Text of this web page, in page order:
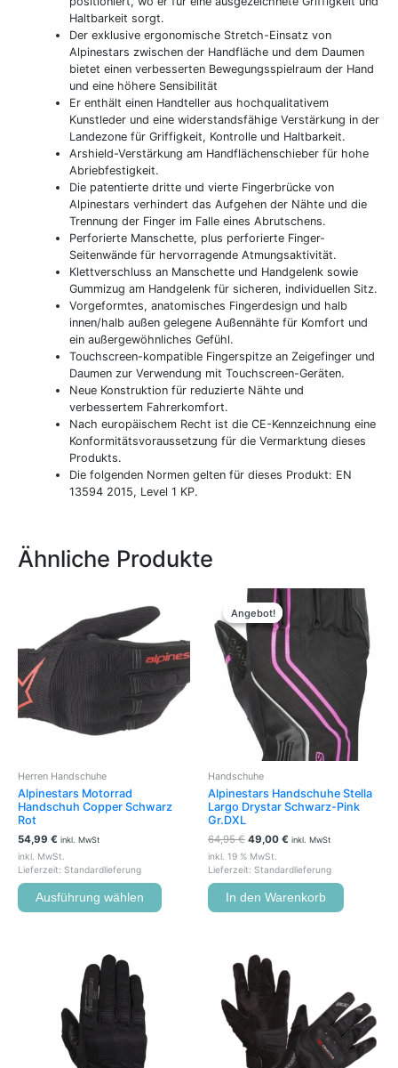
Haltbarkeit sorgt.
Der exklusive ergonomische Stretch-Einsatz von
Alpinestars zwischen der Handfläche und dem Daumen
bietet einen verbesserten Bewegungsspielraum der Hand
und eine höhere Sensibilität
Er enthält einen Handteller aus hochqualitativem
Kunstleder und eine widerstandsfähige Verstärkung in der
Landezone für Griffigkeit, Kontrolle und Haltbarkeit.
Arshield-Verstärkung am Handflächenschieber für hohe
Abriebfestigkeit.
Die patentierte dritte und vierte Fingerbrücke von
Alpinestars verhindert das Aufgehen der Nähte und die
Trennung der Finger im Falle eines Abrutschens.
Perforierte Manschette, plus perforierte Finger-
Seitenwände für hervorragende Atmungsaktivität.
Klettverschluss an Manschette und Handgelenk sowie
Gummizug am Handgelenk für sicheren, individuellen Sitz.
Vorgeformtes, anatomisches Fingerdesign und halb
innen/halb außen gelegene Außennähte für Komfort und
ein außergewöhnliches Gefühl.
Touchscreen-kompatible Fingerspitze an Zeigefinger und
Daumen zur Verwendung mit Touchscreen-Geräten.
Neue Konstruktion für reduzierte Nähte und
verbessertem Fahrerkomfort.
Nach europäischem Recht ist die CE-Kennzeichnung eine
Konformitätsvoraussetzung für die Vermarktung dieses
Produkts.
Die folgenden Normen gelten für dieses Produkt: EN
13594 2015, Level 1 KP.
Ähnliche Produkte
Herren Handschuhe
Alpinestars Motorrad
Handschuh Copper Schwarz
Rot
54,99 € inkl. MwSt
inkl. MwSt.
Lieferzeit: Standardlieferung
Ausführung wählen
mehrere
Varianten
auf.
Die
Optionen
Produktseite
werden
Angebot!
Angebot!
Handschuhe
Alpinestars Handschuhe Stella
Largo Drystar Schwarz-Pink
Gr.DXL
64,95€
Ursprünglicher
Preis
war:
64,95 €
49,00 €
ist:
49,00 €.
inkl. MwSt
inkl. 19 % MwSt.
Lieferzeit: Standardlieferung
In den Warenkorb
mehrere
auf.
Die